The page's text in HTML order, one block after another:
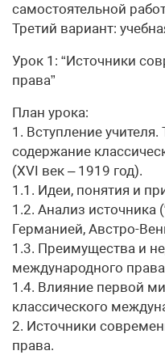
самостоятельной
Третий вариант:
Урок 1: “Источники
права”
План урока:
1. Вступление
содержание
(XVI век – 1919 год).
1.1. Идеи, понятия и
1.2. Анализ
Германией, Австро-
1.3. Преимущества и
международного
1.4. Влияние первой
классического
2. Источники
права.